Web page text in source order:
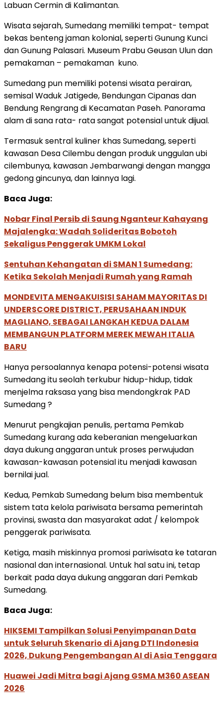
Labuan Cermin di Kalimantan.
Wisata sejarah, Sumedang memiliki tempat- tempat
bekas benteng jaman kolonial, seperti Gunung Kunci
dan Gunung Palasari. Museum Prabu Geusan Ulun dan
pemakaman – pemakaman kuno.
Sumedang pun memiliki potensi wisata perairan,
semisal Waduk Jatigede, Bendungan Cipanas dan
Bendung Rengrang di Kecamatan Paseh. Panorama
alam di sana rata- rata sangat potensial untuk dijual.
Termasuk sentral kuliner khas Sumedang, seperti
kawasan Desa Cilembu dengan produk unggulan ubi
cilembunya, kawasan Jembarwangi dengan mangga
gedong gincunya, dan lainnya lagi.
Baca Juga:
Nobar Final Persib di Saung Nganteur Kahayang
Majalengka: Wadah Solideritas Bobotoh
Sekaligus Penggerak UMKM Lokal
Sentuhan Kehangatan di SMAN 1 Sumedang:
Ketika Sekolah Menjadi Rumah yang Ramah
MONDEVITA MENGAKUISISI SAHAM MAYORITAS DI
UNDERSCORE DISTRICT, PERUSAHAAN INDUK
MAGLIANO, SEBAGAI LANGKAH KEDUA DALAM
MEMBANGUN PLATFORM MEREK MEWAH ITALIA
BARU
Hanya persoalannya kenapa potensi-potensi wisata
Sumedang itu seolah terkubur hidup-hidup, tidak
menjelma raksasa yang bisa mendongkrak PAD
Sumedang ?
Menurut pengkajian penulis, pertama Pemkab
Sumedang kurang ada keberanian mengeluarkan
daya dukung anggaran untuk proses perwujudan
kawasan-kawasan potensial itu menjadi kawasan
bernilai jual.
Kedua, Pemkab Sumedang belum bisa membentuk
sistem tata kelola pariwisata bersama pemerintah
provinsi, swasta dan masyarakat adat / kelompok
penggerak pariwisata.
Ketiga, masih miskinnya promosi pariwisata ke tataran
nasional dan internasional. Untuk hal satu ini, tetap
berkait pada daya dukung anggaran dari Pemkab
Sumedang.
Baca Juga:
HIKSEMI Tampilkan Solusi Penyimpanan Data
untuk Seluruh Skenario di Ajang DTI Indonesia
2026, Dukung Pengembangan AI di Asia Tenggara
Huawei Jadi Mitra bagi Ajang GSMA M360 ASEAN
2026